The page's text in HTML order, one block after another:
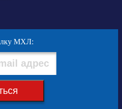
МХЛ: